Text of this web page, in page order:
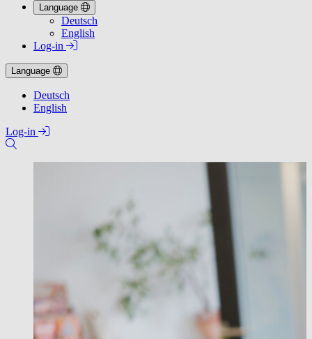
Language
Deutsch
English
Log-in
Language
Deutsch
English
Log-in